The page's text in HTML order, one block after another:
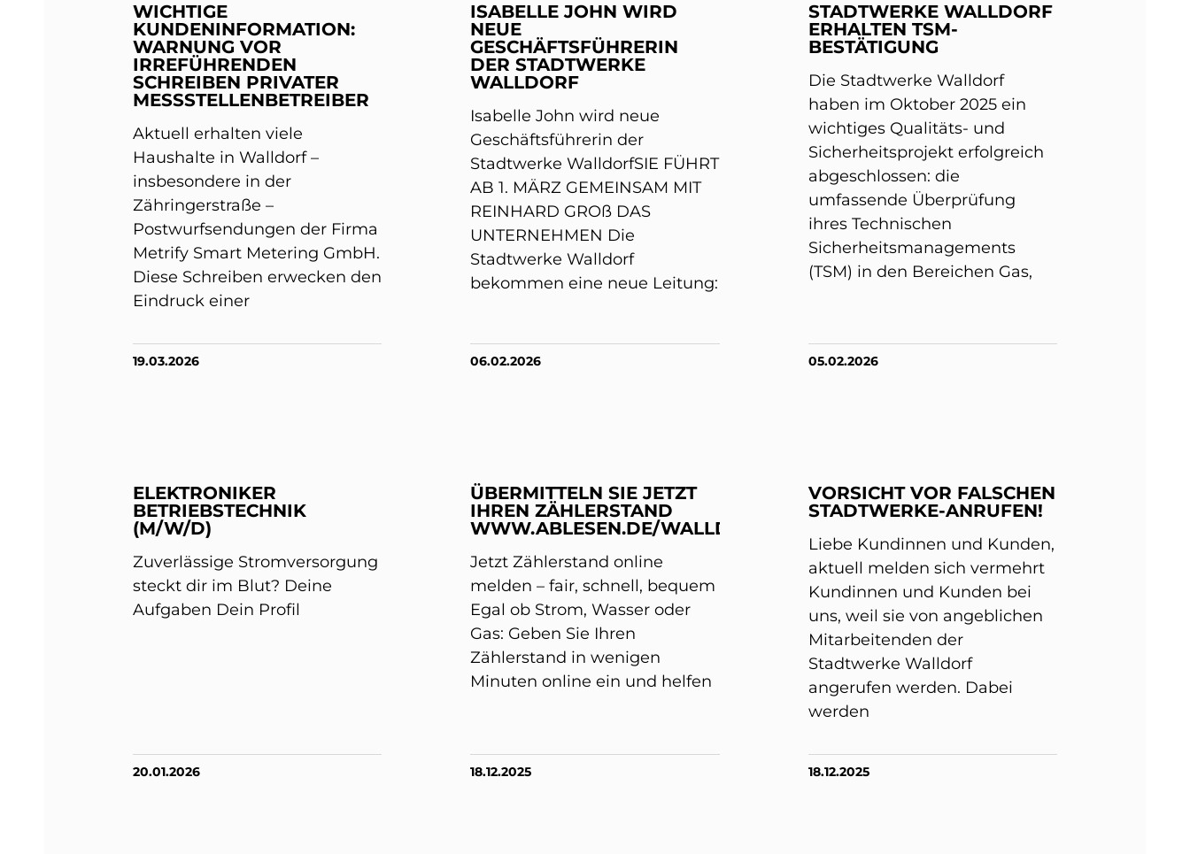
WICHTIGE
KUNDENINFORMATION:
WARNUNG VOR
IRREFÜHRENDEN
SCHREIBEN PRIVATER
MESSSTELLENBETREIBER
Aktuell erhalten viele
Haushalte in Walldorf –
insbesondere in der
Zähringerstraße –
Postwurfsendungen der Firma
Metrify Smart Metering GmbH.
Diese Schreiben erwecken den
Eindruck einer
19.03.2026
ISABELLE JOHN WIRD
NEUE
GESCHÄFTSFÜHRERIN
DER STADTWERKE
WALLDORF
Isabelle John wird neue
Geschäftsführerin der
Stadtwerke WalldorfSIE FÜHRT
AB 1. MÄRZ GEMEINSAM MIT
REINHARD GROß DAS
UNTERNEHMEN Die
Stadtwerke Walldorf
bekommen eine neue Leitung:
06.02.2026
STADTWERKE WALLDORF
ERHALTEN TSM-
BESTÄTIGUNG
Die Stadtwerke Walldorf
haben im Oktober 2025 ein
wichtiges Qualitäts- und
Sicherheitsprojekt erfolgreich
abgeschlossen: die
umfassende Überprüfung
ihres Technischen
Sicherheitsmanagements
(TSM) in den Bereichen Gas,
05.02.2026
ELEKTRONIKER
BETRIEBSTECHNIK
(M/W/D)
Zuverlässige Stromversorgung
steckt dir im Blut? Deine
Aufgaben Dein Profil
20.01.2026
ÜBERMITTELN SIE JETZT
IHREN ZÄHLERSTAND
WWW.ABLESEN.DE/WALLDORF/
Jetzt Zählerstand online
melden – fair, schnell, bequem
Egal ob Strom, Wasser oder
Gas: Geben Sie Ihren
Zählerstand in wenigen
Minuten online ein und helfen
18.12.2025
VORSICHT VOR FALSCHEN
STADTWERKE-ANRUFEN!
Liebe Kundinnen und Kunden,
aktuell melden sich vermehrt
Kundinnen und Kunden bei
uns, weil sie von angeblichen
Mitarbeitenden der
Stadtwerke Walldorf
angerufen werden. Dabei
werden
18.12.2025